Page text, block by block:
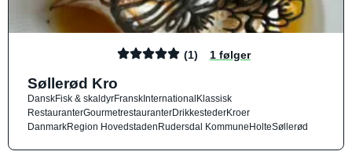
(1) 1 følger
Søllerød Kro
DanskFisk & skaldyrFranskInternationalKlassisk
RestauranterGourmetrestauranterDrikkestederKroer
DanmarkRegion HovedstadenRudersdal KommuneHolteSøllerød